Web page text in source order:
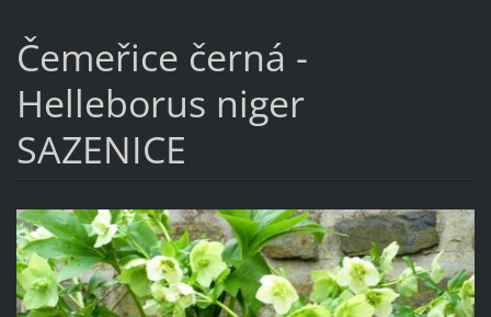
Čemeřice černá -
Helleborus niger
SAZENICE